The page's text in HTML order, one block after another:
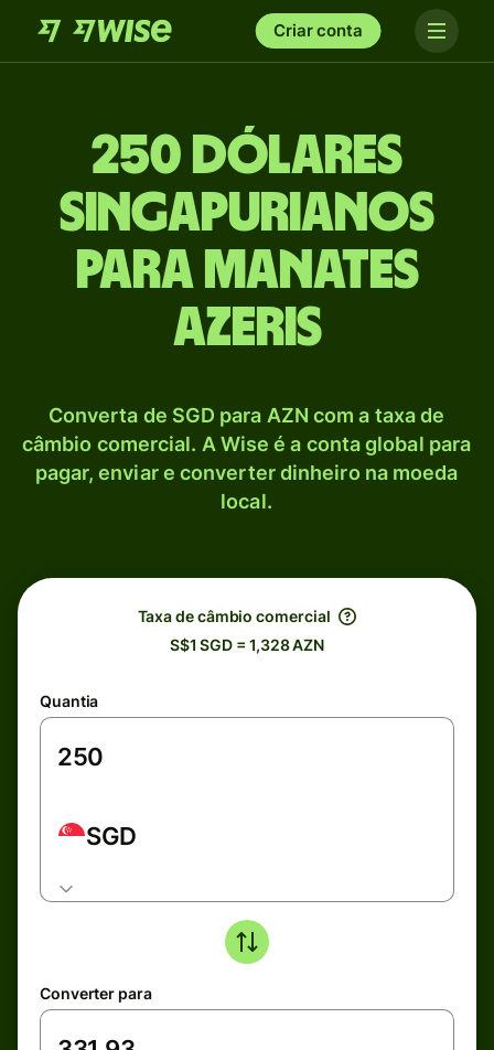
Criar conta
250 Dólares
singapurianos
para Manates
azeris
Converta de SGD para AZN com a taxa de
câmbio comercial. A Wise é a conta global para
pagar, enviar e converter dinheiro na moeda
local.
Taxa de câmbio comercial
S$1 SGD = 1,328 AZN
Quantia
SGD
Converter para